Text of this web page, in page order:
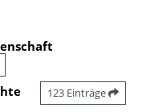
123 Einträge